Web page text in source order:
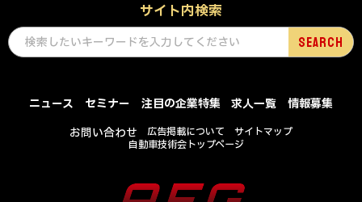
サイト内検索
ニュース セミナー 注目の企業特集 求人一覧
情報募集
お問い合わせ
広告掲載について
サイトマップ
自動車技術会トップページ